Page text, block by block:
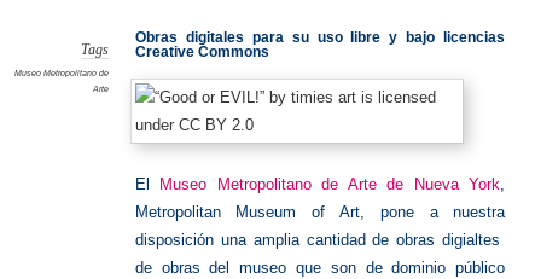
Tags
Museo Metropolitano de
Arte
Obras digitales para su uso libre y bajo licencias
Creative Commons
El Museo Metropolitano de Arte de Nueva York
Metropolitan Museum of Art, pone a nuestra
disposición una amplia cantidad de obras digialtes
de obras del museo que son de dominio público